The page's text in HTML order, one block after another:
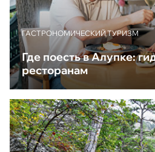
ГАСТРОНОМИЧЕСКИЙ ТУРИЗМ
Где поесть в Алупке:
ресторанам